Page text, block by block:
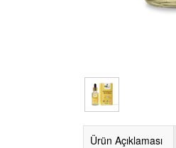
Ürün Açıklaması